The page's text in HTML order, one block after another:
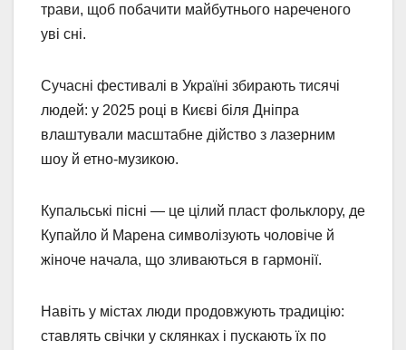
трави, щоб побачити майбутнього нареченого
уві сні.
Сучасні фестивалі в Україні збирають тисячі
людей: у 2025 році в Києві біля Дніпра
влаштували масштабне дійство з лазерним
шоу й етно-музикою.
Купальські пісні — це цілий пласт фольклору, де
Купайло й Марена символізують чоловіче й
жіноче начала, що зливаються в гармонії.
Навіть у містах люди продовжують традицію:
ставлять свічки у склянках і пускають їх по